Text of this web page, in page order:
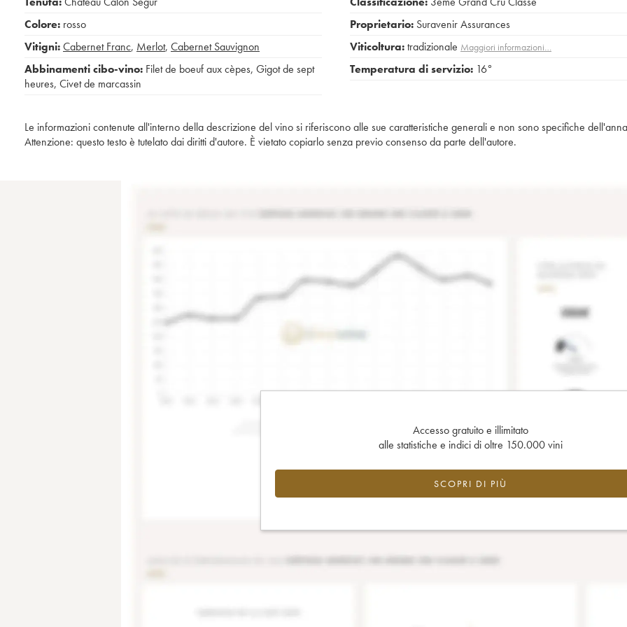
Colore: rosso
Vitigni:Cabernet Franc, Merlot, Cabernet Sauvignon
Abbinamenti cibo-vino: Filet de boeuf aux cèpes, Gigot de sept
heures, Civet de marcassin
Proprietario: Suravenir Assurances
Viticoltura:tradizionale Maggiori informazioni…
Temperatura di servizio: 16°
Le informazioni contenute all'interno della descrizione del vino si riferiscono alle sue caratteristiche generali e non sono specifiche
Attenzione: questo testo è tutelato dai diritti d'autore. È vietato copiarlo senza previo consenso da parte dell'autore.
Accesso gratuito e illimitato
alle statistiche e indici di oltre 150.000 vini
SCOPRI DI PIÙ